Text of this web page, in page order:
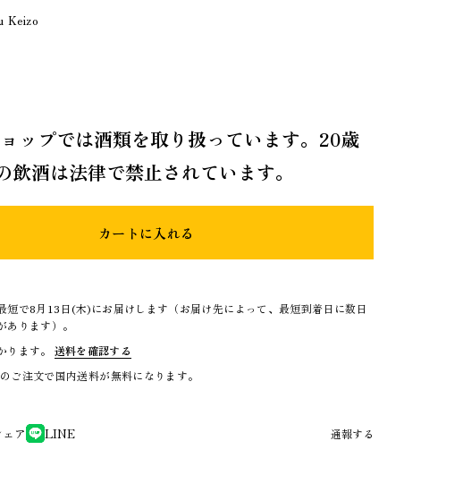
Keizo
ップでは酒類を取り扱っています。20歳
飲酒は法律で禁止されています。
カートに入れる
で8月13日(木)にお届けします（お届け先によって、最短到着日に数日
ります）。
ます。
送料を確認する
注文で国内送料が無料になります。
ェア LINE 通報する